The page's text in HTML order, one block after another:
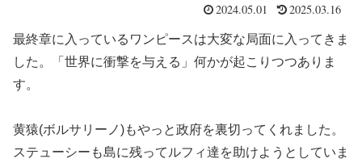
2024.05.01 2025.03.16
最終章に入っているワンピースは大変な局面に入ってきま
した。「世界に衝撃を与える」何かが起こりつつありま
す。
黄猿(ボルサリーノ)もやっと政府を裏切ってくれました。
ステューシーも島に残ってルフィ達を助けようとしていま